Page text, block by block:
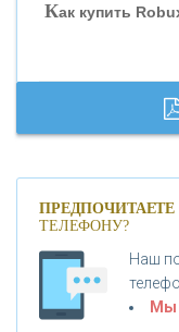
«БАНК
Как купить
Банки.ру
ТЕЛЕФОНУ?
Наш
Мы